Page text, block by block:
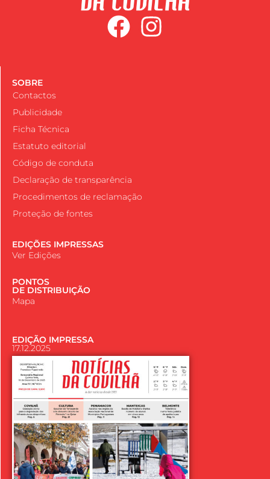
SOBRE
Contactos
Publicidade
Ficha Técnica
Estatuto editorial
Código de conduta
Declaração de transparência
Procedimentos de reclamação
Proteção de fontes
EDIÇÕES IMPRESSAS
Ver Edições
PONTOS
DE DISTRIBUIÇÃO
Mapa
EDIÇÃO IMPRESSA
17.12.2025